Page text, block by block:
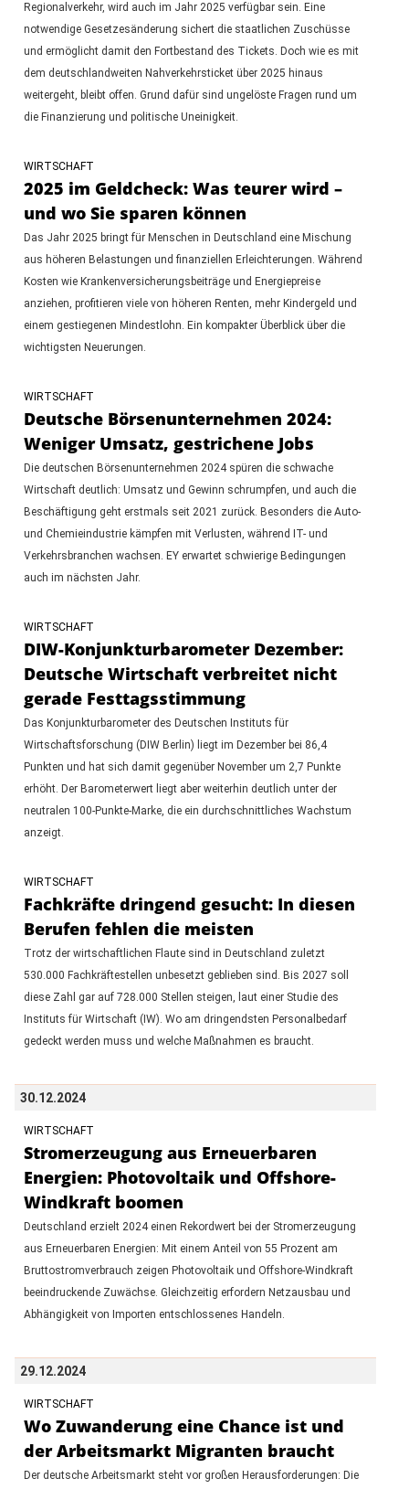
Regionalverkehr, wird auch im Jahr 2025 verfügbar sein. Eine
notwendige Gesetzesänderung sichert die staatlichen Zuschüsse
und ermöglicht damit den Fortbestand des Tickets. Doch wie es mit
dem deutschlandweiten Nahverkehrsticket über 2025 hinaus
weitergeht, bleibt offen. Grund dafür sind ungelöste Fragen rund um
die Finanzierung und politische Uneinigkeit.
WIRTSCHAFT
2025 im Geldcheck: Was teurer wird –
und wo Sie sparen können
Das Jahr 2025 bringt für Menschen in Deutschland eine Mischung
aus höheren Belastungen und finanziellen Erleichterungen. Während
Kosten wie Krankenversicherungsbeiträge und Energiepreise
anziehen, profitieren viele von höheren Renten, mehr Kindergeld und
einem gestiegenen Mindestlohn. Ein kompakter Überblick über die
wichtigsten Neuerungen.
WIRTSCHAFT
Deutsche Börsenunternehmen 2024:
Weniger Umsatz, gestrichene Jobs
Die deutschen Börsenunternehmen 2024 spüren die schwache
Wirtschaft deutlich: Umsatz und Gewinn schrumpfen, und auch die
Beschäftigung geht erstmals seit 2021 zurück. Besonders die Auto-
und Chemieindustrie kämpfen mit Verlusten, während IT- und
Verkehrsbranchen wachsen. EY erwartet schwierige Bedingungen
auch im nächsten Jahr.
WIRTSCHAFT
DIW-Konjunkturbarometer Dezember:
Deutsche Wirtschaft verbreitet nicht
gerade Festtagsstimmung
Das Konjunkturbarometer des Deutschen Instituts für
Wirtschaftsforschung (DIW Berlin) liegt im Dezember bei 86,4
Punkten und hat sich damit gegenüber November um 2,7 Punkte
erhöht. Der Barometerwert liegt aber weiterhin deutlich unter der
neutralen 100-Punkte-Marke, die ein durchschnittliches Wachstum
anzeigt.
WIRTSCHAFT
Fachkräfte dringend gesucht: In diesen
Berufen fehlen die meisten
Trotz der wirtschaftlichen Flaute sind in Deutschland zuletzt
530.000 Fachkräftestellen unbesetzt geblieben sind. Bis 2027 soll
diese Zahl gar auf 728.000 Stellen steigen, laut einer Studie des
Instituts für Wirtschaft (IW). Wo am dringendsten Personalbedarf
gedeckt werden muss und welche Maßnahmen es braucht.
30.12.2024
WIRTSCHAFT
Stromerzeugung aus Erneuerbaren
Energien: Photovoltaik und Offshore-
Windkraft boomen
Deutschland erzielt 2024 einen Rekordwert bei der Stromerzeugung
aus Erneuerbaren Energien: Mit einem Anteil von 55 Prozent am
Bruttostromverbrauch zeigen Photovoltaik und Offshore-Windkraft
beeindruckende Zuwächse. Gleichzeitig erfordern Netzausbau und
Abhängigkeit von Importen entschlossenes Handeln.
29.12.2024
WIRTSCHAFT
Wo Zuwanderung eine Chance ist und
der Arbeitsmarkt Migranten braucht
Der deutsche Arbeitsmarkt steht vor großen Herausforderungen: Die